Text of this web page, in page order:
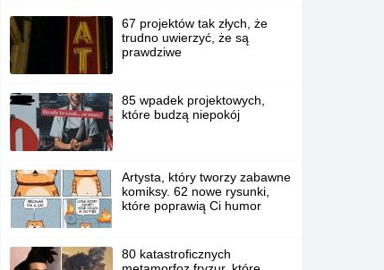
67 projektów tak złych, że
trudno uwierzyć, że są
prawdziwe
85 wpadek projektowych,
które budzą niepokój
Artysta, który tworzy zabawne
komiksy. 62 nowe rysunki,
które poprawią Ci humor
80 katastroficznych